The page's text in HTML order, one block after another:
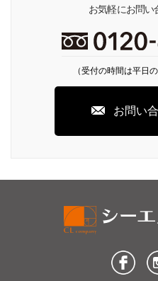
お気軽にお問い
（受付の時間は平日
お問い